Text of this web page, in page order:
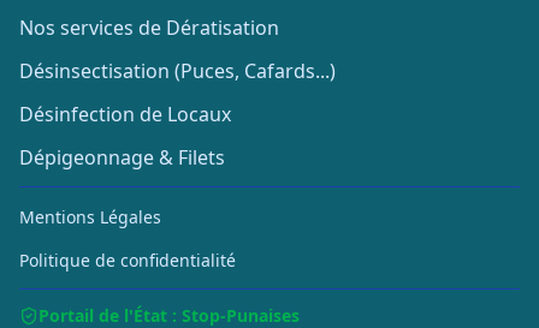
Nos services de Dératisation
Désinsectisation (Puces, Cafards...)
Désinfection de Locaux
Dépigeonnage & Filets
Mentions Légales
Politique de confidentialité
Portail de l'État : Stop-Punaises